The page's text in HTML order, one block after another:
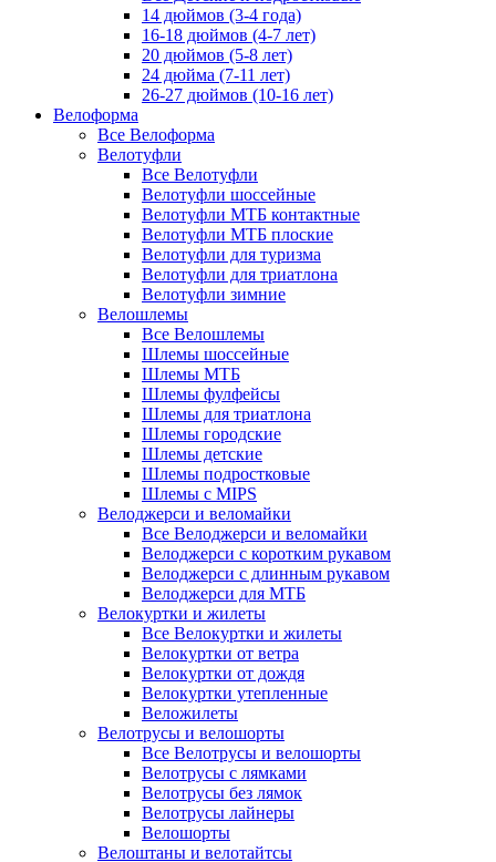
14 дюймов (3-4 года)
16-18 дюймов (4-7 лет)
20 дюймов (5-8 лет)
24 дюйма (7-11 лет)
26-27 дюймов (10-16 лет)
Велоформа
Все Велоформа
Велотуфли
Все Велотуфли
Велотуфли шоссейные
Велотуфли МТБ контактные
Велотуфли МТБ плоские
Велотуфли для туризма
Велотуфли для триатлона
Велотуфли зимние
Велошлемы
Все Велошлемы
Шлемы шоссейные
Шлемы МТБ
Шлемы фулфейсы
Шлемы для триатлона
Шлемы городские
Шлемы детские
Шлемы подростковые
Шлемы с MIPS
Велоджерси и веломайки
Все Велоджерси и веломайки
Велоджерси с коротким рукавом
Велоджерси с длинным рукавом
Велоджерси для МТБ
Велокуртки и жилеты
Все Велокуртки и жилеты
Велокуртки от ветра
Велокуртки от дождя
Велокуртки утепленные
Веложилеты
Велотрусы и велошорты
Все Велотрусы и велошорты
Велотрусы с лямками
Велотрусы без лямок
Велотрусы лайнеры
Велошорты
Велоштаны и велотайтсы